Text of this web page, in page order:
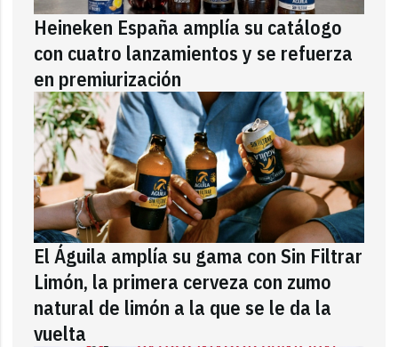
Heineken España amplía su catálogo
con cuatro lanzamientos y se refuerza
en premiurización
El Águila amplía su gama con Sin Filtrar
Limón, la primera cerveza con zumo
natural de limón a la que se le da la
vuelta